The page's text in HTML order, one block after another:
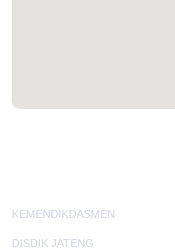
KEMENDIKDASMEN
DISDIK JATENG